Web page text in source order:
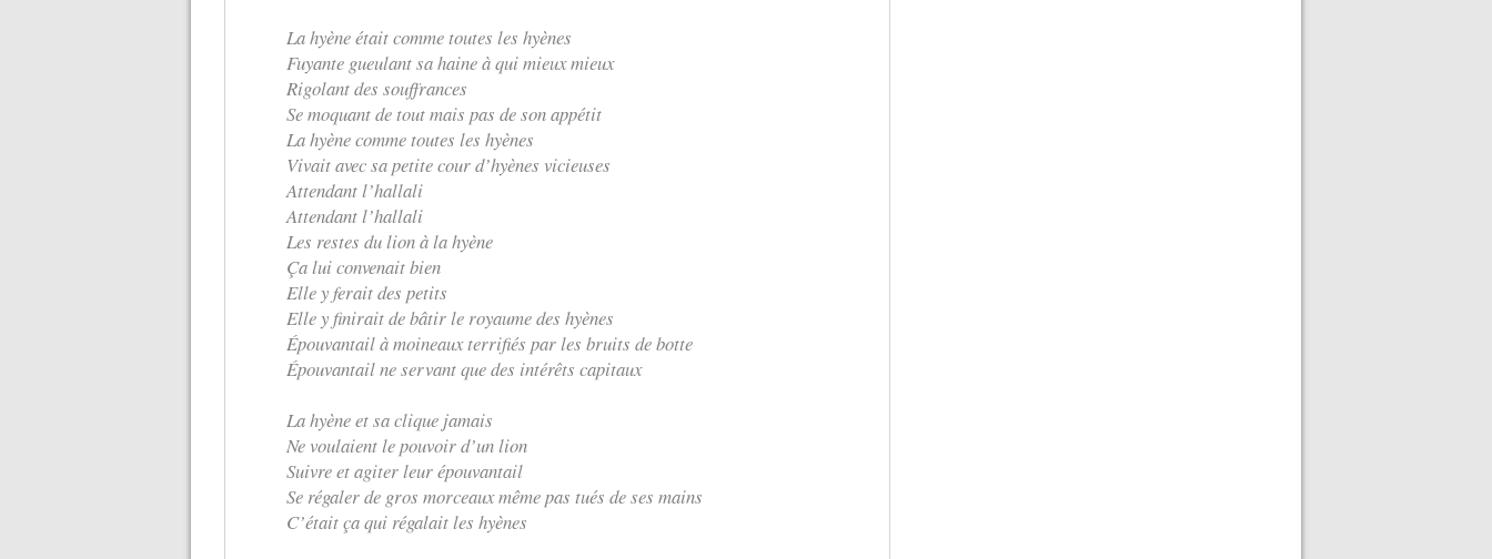
La hyène était comme toutes les hyènes
Fuyante gueulant sa haine à qui mieux mieux
Rigolant des souffrances
Se moquant de tout mais pas de son appétit
La hyène comme toutes les hyènes
Vivait avec sa petite cour d’hyènes vicieuses
Attendant l’hallali
Attendant l’hallali
Les restes du lion à la hyène
Ça lui convenait bien
Elle y ferait des petits
Elle y finirait de bâtir le royaume des hyènes
Épouvantail à moineaux terrifiés par les bruits de botte
Épouvantail ne servant que des intérêts capitaux
La hyène et sa clique jamais
Ne voulaient le pouvoir d’un lion
Suivre et agiter leur épouvantail
Se régaler de gros morceaux même pas tués de ses mains
C’était ça qui régalait les hyènes